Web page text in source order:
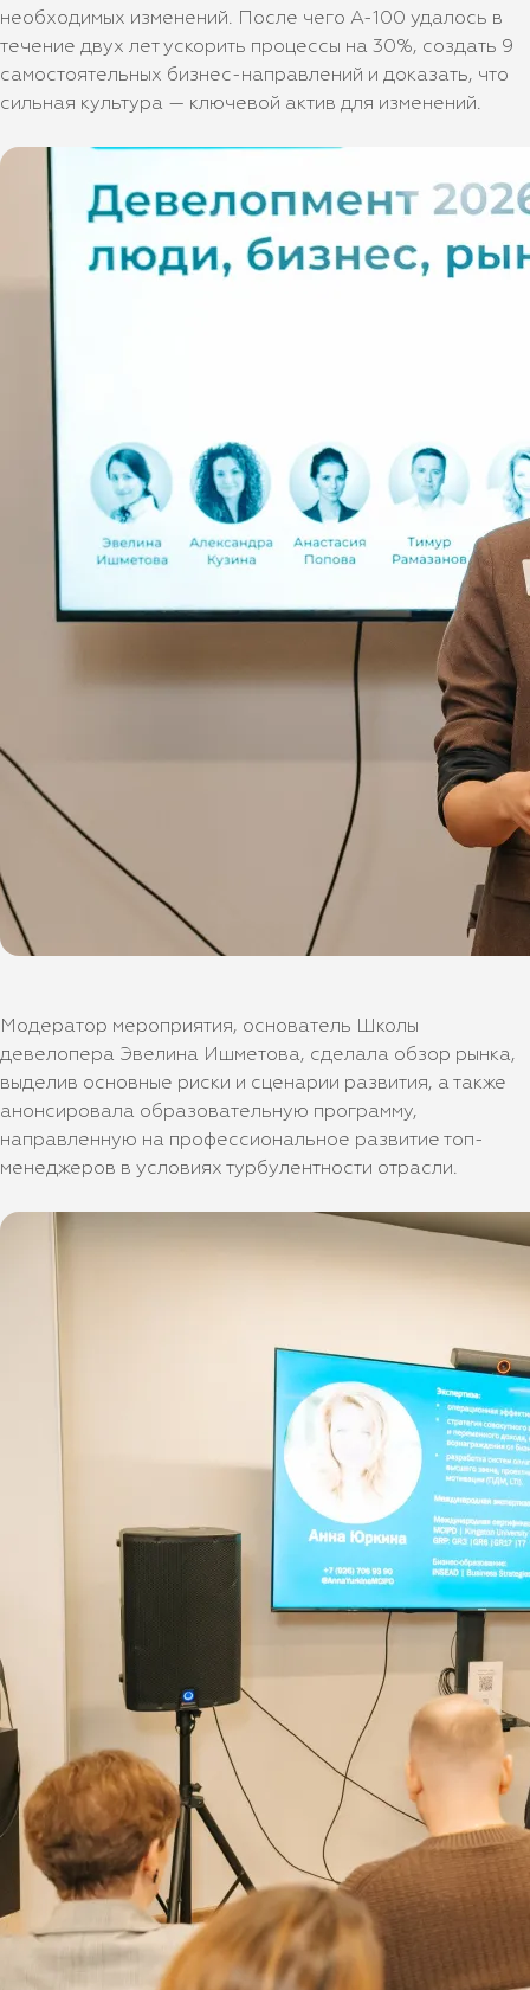
необходимых изменений. После чего А-100 удалось в
течение двух лет ускорить процессы на 30%, создать 9
самостоятельных бизнес-направлений и доказать, что
сильная культура — ключевой актив для изменений.
Модератор мероприятия, основатель Школы
девелопера Эвелина Ишметова, сделала обзор рынка,
выделив основные риски и сценарии развития, а также
анонсировала образовательную программу,
направленную на профессиональное развитие топ-
менеджеров в условиях турбулентности отрасли.